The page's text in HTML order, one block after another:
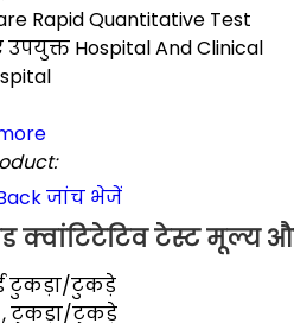
Rapid Quantitative Test
उपयुक्त Hospital And Clinical
जांच भेजें
क्वांटिटेटिव टेस्ट मूल्य और
टुकड़ा/टुकड़े
, टुकड़ा/टुकड़े